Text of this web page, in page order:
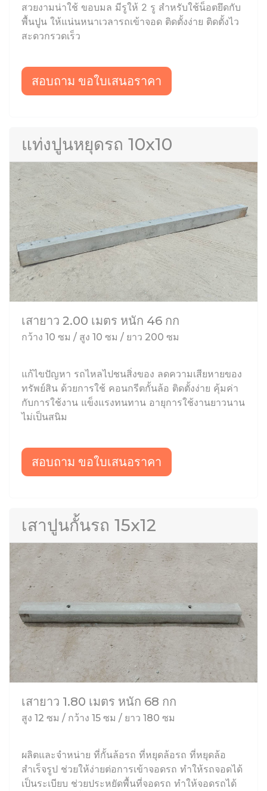
สวยงามน่าใช้ ขอบมล มีรูให้ 2 รู สำหรับใช้น็อตยึดกับ
พื้นปูน ให้แน่นหนาเวลารถเข้าจอด ติดตั้งง่าย ติดตั้งไว
สะดวกรวดเร็ว
สอบถาม ขอใบเสนอราคา
แท่งปูนหยุดรถ 10x10
เสายาว 2.00 เมตร หนัก 46 กก
กว้าง 10 ซม / สูง 10 ซม / ยาว 200 ซม
แก้ไขปัญหา รถไหลไปชนสิ่งของ ลดความเสียหายของ
ทรัพย์สิน ด้วยการใช้ คอนกรีตกั้นล้อ ติดตั้งง่าย คุ้มค่า
กับการใช้งาน แข็งแรงทนทาน อายุการใช้งานยาวนาน
ไม่เป็นสนิม
สอบถาม ขอใบเสนอราคา
เสาปูนกั้นรถ 15x12
เสายาว 1.80 เมตร หนัก 68 กก
สูง 12 ซม / กว้าง 15 ซม / ยาว 180 ซม
ผลิตและจำหน่าย ที่กั้นล้อรถ ที่หยุดล้อรถ ที่หยุดล้อ
สำเร็จรูป ช่วยให้ง่ายต่อการเข้าจอดรถ ทำให้รถจอดได้
เป็นระเบียบ ช่วยประหยัดพื้นที่จอดรถ ทำให้จอดรถได้